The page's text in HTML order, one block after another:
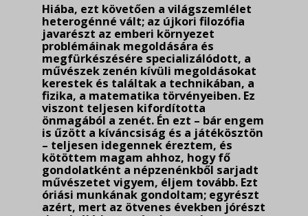
Hiába, ezt követően a világszemlélet
heterogénné vált; az újkori filozófia
javarészt az em­beri környezet
problémáinak megoldására és
megfürkészésére specializálódott, a
művészek zenén kívüli megoldásokat
kerestek és találtak a technikában, a
fizika, a matematika törvényei­ben. Ez
viszont teljesen kifordította
önmagából a zenét. Én ezt – bár engem
is űzött a kíván­csiság és a játékösztön
– teljesen idegennek éreztem, és
kötöttem magam ahhoz, hogy fő
gondolatként a népzenénkből sarjadt
művészetet vigyem, éljem tovább. Ezt
óriási munkának gondoltam; egyrészt
azért, mert az ötvenes években jórészt